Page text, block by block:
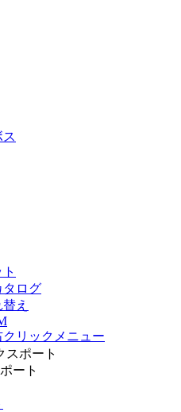
タログ
え
リックメニュー
スポート
ート